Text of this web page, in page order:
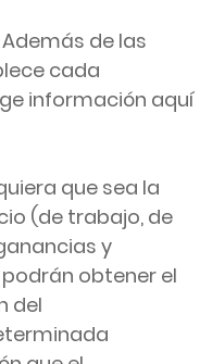
Además de las
cada
información aquí
que sea la
(de trabajo, de
y
obtener el
del